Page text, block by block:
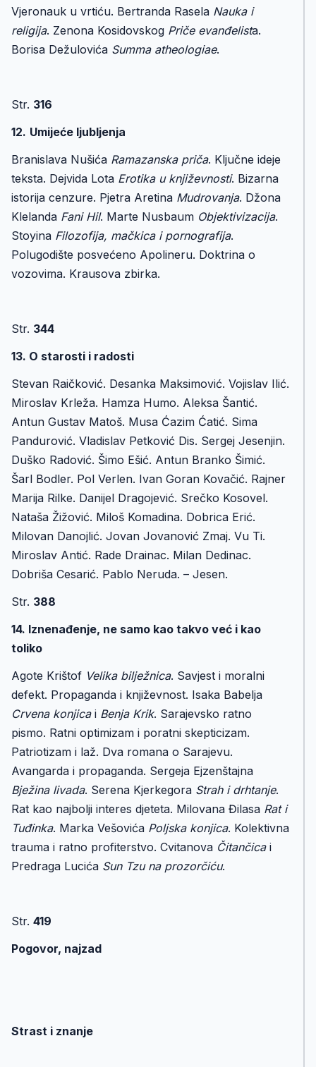
Vjeronauk u vrtiću. Bertranda Rasela Nauka i
religija. Zenona Kosidovskog Priče evanđelista.
Borisa Dežulovića Summa atheologiae.
Str. 316
12. Umijeće ljubljenja
Branislava Nušića Ramazanska priča. Ključne ideje
teksta. Dejvida Lota Erotika u književnosti. Bizarna
istorija cenzure. Pjetra Aretina Mudrovanja. Džona
Klelanda Fani Hil. Marte Nusbaum Objektivizacija.
Stoyina Filozofija, mačkica i pornografija.
Polugodište posvećeno Apolineru. Doktrina o
vozovima. Krausova zbirka.
Str. 344
13. O starosti i radosti
Stevan Raičković. Desanka Maksimović. Vojislav Ilić.
Miroslav Krleža. Hamza Humo. Aleksa Šantić.
Antun Gustav Matoš. Musa Ćazim Ćatić. Sima
Pandurović. Vladislav Petković Dis. Sergej Jesenjin.
Duško Radović. Šimo Ešić. Antun Branko Šimić.
Šarl Bodler. Pol Verlen. Ivan Goran Kovačić. Rajner
Marija Rilke. Danijel Dragojević. Srečko Kosovel.
Nataša Žižović. Miloš Komadina. Dobrica Erić.
Milovan Danojlić. Jovan Jovanović Zmaj. Vu Ti.
Miroslav Antić. Rade Drainac. Milan Dedinac.
Dobriša Cesarić. Pablo Neruda. – Jesen.
Str. 388
14. Iznenađenje, ne samo kao takvo već i kao
toliko
Agote Krištof Velika bilježnica. Savjest i moralni
defekt. Propaganda i književnost. Isaka Babelja
Crvena konjicai Benja Krik. Sarajevsko ratno
pismo. Ratni optimizam i poratni skepticizam.
Patriotizam i laž. Dva romana o Sarajevu.
Avangarda i propaganda. Sergeja Ejzenštajna
Bježina livada. Serena Kjerkegora Strah i drhtanje.
Rat kao najbolji interes djeteta. Milovana Đilasa Rat i
Tuđinka. Marka Vešovića Poljska konjica. Kolektivna
trauma i ratno profiterstvo. Cvitanova Čitančicai
Predraga Lucića Sun Tzu na prozorčiću.
Str. 419
Pogovor, najzad
Strast i znanje